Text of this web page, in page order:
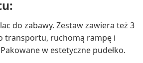
do zabawy. Zestaw zawiera też 3
transportu, ruchomą rampę i
w estetyczne pudełko.